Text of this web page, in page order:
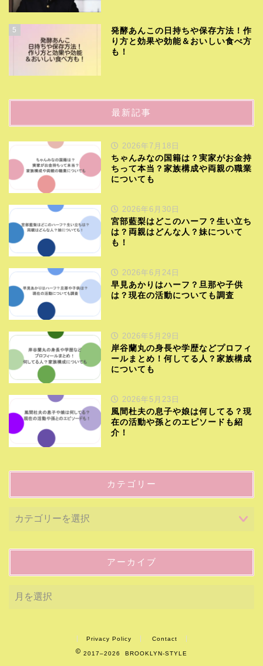
5
発酵あんこの日持ちや保存方法！作
り方と効果や効能＆おいしい食べ方
も！
最新記事
2026年7月18日
ちゃんみなの国籍は？実家がお金持
ちって本当？家族構成や両親の職業
についても
2026年6月30日
宮部藍梨はどこのハーフ？生い立ち
は？両親はどんな人？妹について
も！
2026年6月24日
早見あかりはハーフ？旦那や子供
は？現在の活動についても調査
2026年5月29日
岸谷蘭丸の身長や学歴などプロフィ
ールまとめ！何してる人？家族構成
についても
2026年5月23日
風間杜夫の息子や娘は何してる？現
在の活動や孫とのエピソードも紹
介！
カテゴリー
アーカイブ
Privacy Policy Contact
2017–2026 BROOKLYN-STYLE